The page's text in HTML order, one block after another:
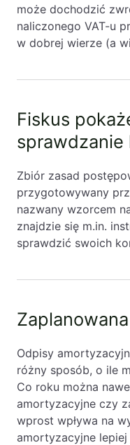
może dochodzić
naliczonego VAT-u
w dobrej wierze (a
Fiskus
Zbiór zasad
przygotowywany
nazwany wzorcem
znajdzie się m.in.
sprawdzić swoich
Odpisy
różny sposób, o ile
Co roku można
amortyzacyjne czy
wprost wpływa na
amortyzacyjne